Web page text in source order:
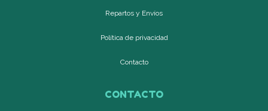
Repartos y Envíos
Política de privacidad
Contacto
CONTACTO